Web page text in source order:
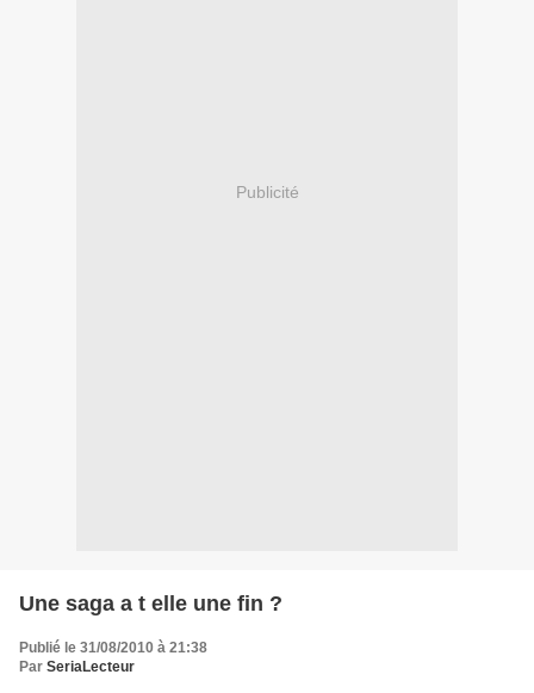
Publicité
Une saga a t elle une fin ?
Publié le 31/08/2010 à 21:38
Par SeriaLecteur